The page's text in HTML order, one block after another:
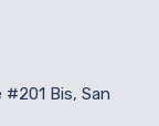
#201 Bis, San